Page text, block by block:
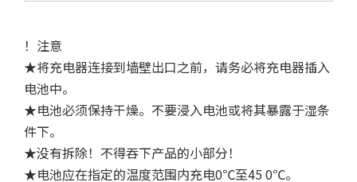
！注意
★将充电器连接到墙壁出口之前，请务必将充电器插入
电池中。
★电池必须保持干燥。不要浸入电池或将其暴露于湿条
件下。
★没有拆除！不得吞下产品的小部分！
★电池应在指定的温度范围内充电0℃至45 0℃。